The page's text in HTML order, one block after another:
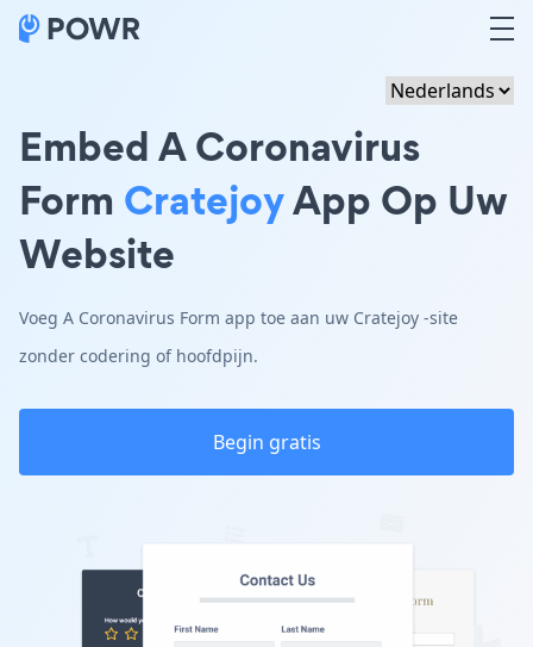
Embed A Coronavirus
Form CratejoyApp Op Uw
Website
Voeg A Coronavirus Form app toe aan uw Cratejoy -site
zonder codering of hoofdpijn.
Begin gratis